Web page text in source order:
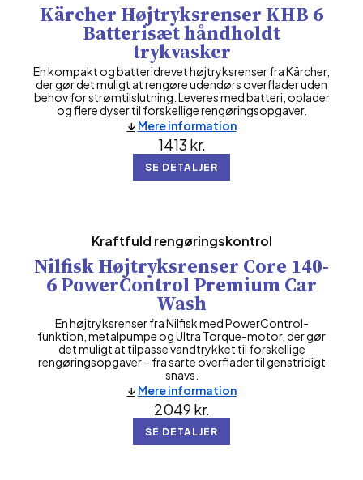
Kärcher Højtryksrenser KHB 6
Batterisæt håndholdt
trykvasker
En kompakt og batteridrevet højtryksrenser fra Kärcher,
der gør det muligt at rengøre udendørs overflader uden
behov for strømtilslutning. Leveres med batteri, oplader
og flere dyser til forskellige rengøringsopgaver.
1413 kr.
SE DETALJER
Mere information
Kraftfuld rengøringskontrol
Nilfisk Højtryksrenser Core 140-
6 PowerControl Premium Car
Wash
En højtryksrenser fra Nilfisk med PowerControl-
funktion, metalpumpe og Ultra Torque-motor, der gør
det muligt at tilpasse vandtrykket til forskellige
rengøringsopgaver – fra sarte overflader til genstridigt
snavs.
2049 kr.
SE DETALJER
Mere information